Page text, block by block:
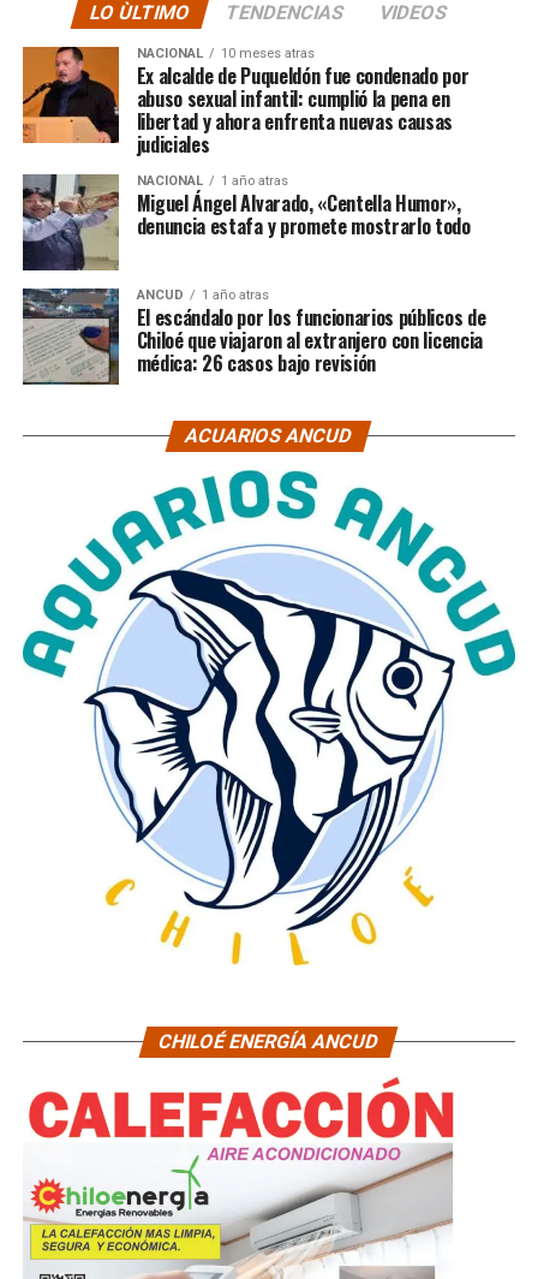
LO ÙLTIMO TENDENCIAS VIDEOS
NACIONAL 10 meses atras
Ex alcalde de Puqueldón fue condenado por
abuso sexual infantil: cumplió la pena en
libertad y ahora enfrenta nuevas causas
judiciales
NACIONAL 1 año atras
Miguel Ángel Alvarado, «Centella Humor»,
denuncia estafa y promete mostrarlo todo
ANCUD 1 año atras
El escándalo por los funcionarios públicos de
Chiloé que viajaron al extranjero con licencia
médica: 26 casos bajo revisión
ACUARIOS ANCUD
CHILOÉ ENERGÍA ANCUD